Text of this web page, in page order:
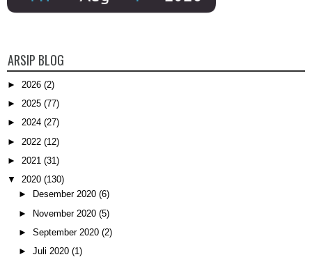
ARSIP BLOG
► 2026 (2)
► 2025 (77)
► 2024 (27)
► 2022 (12)
► 2021 (31)
▼ 2020 (130)
►
Desember 2020 (6)
► November 2020 (5)
► September 2020 (2)
► Juli 2020 (1)